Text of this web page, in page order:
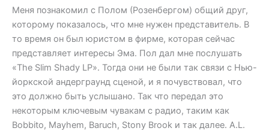
Меня познакомил с Полом (Розенбергом) общий друг,
которому показалось, что мне нужен представитель. В
то время он был юристом в фирме, которая сейчас
представляет интересы Эма. Пол дал мне послушать
«The Slim Shady LP». Тогда они не были так связи с Нью-
йоркской андерграунд сценой, и я почувствовал, что
это должно быть услышано. Так что передал это
некоторым ключевым чувакам с радио, таким как
Bobbito, Mayhem, Baruch, Stony Brook и так далее. A.L.